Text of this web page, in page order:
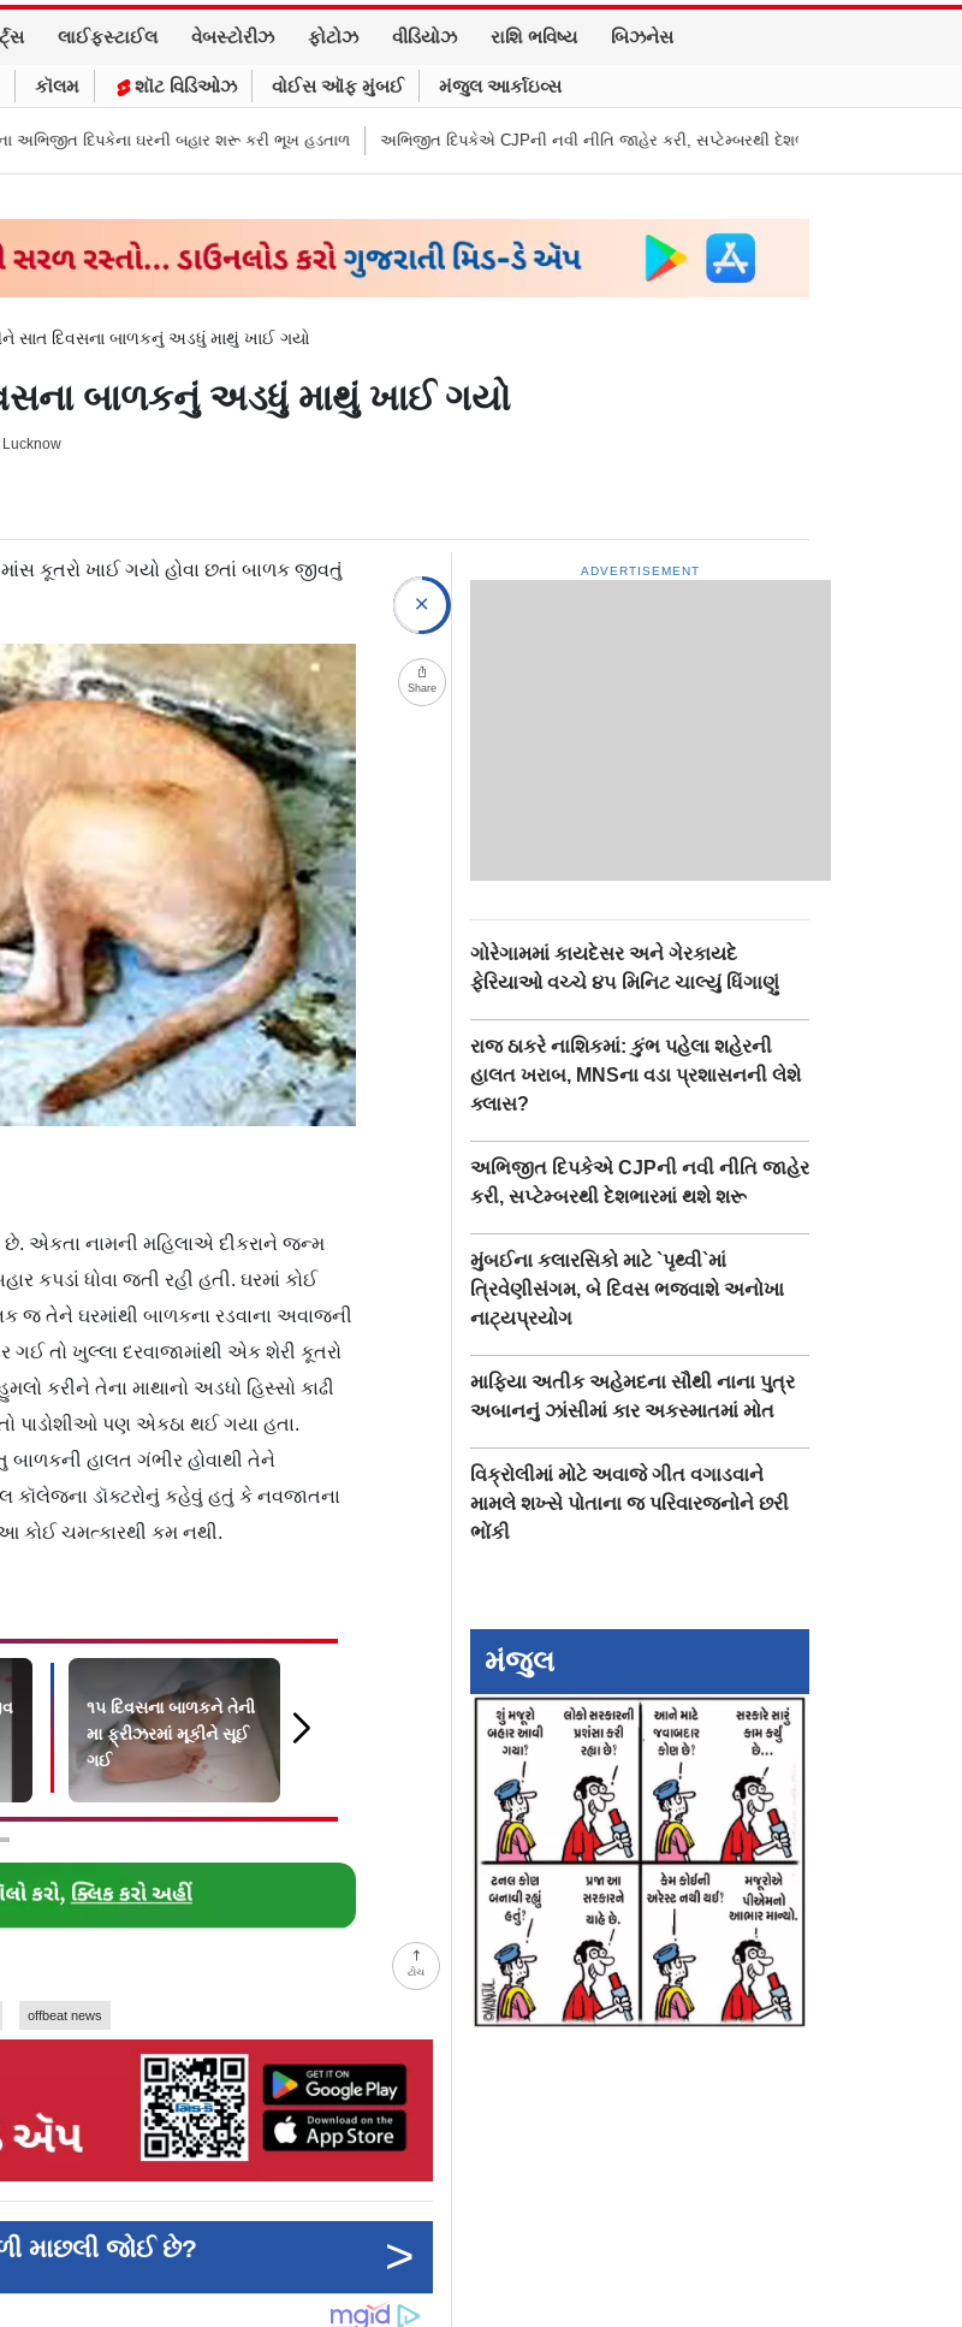
લાઈફસ્ટાઈલ વેબસ્ટોરીઝ ફોટોઝ વીડિયોઝ રાશિ ભવિષ્ય બિઝનેસ
કૉલમ શૉટ વિડિઓઝ વોઈસ ઑફ મુંબઈ મંજુલ આર્કાઇવ્સ
બહાર શરૂ કરી ભૂખ હડતાળ અભિજીત દિપકેએ CJPની નવી નીતિ જાહેર કરી, સપ્ટેમ્બરથી દેશભારમાં થશે શરૂ તુકારામ મુંઢે On Fire:
સાત દિવસના બાળકનું અડધું માથું ખાઈ ગયો
બાળકનું અડધું માથું ખાઈ ગયો
Lucknow
ટોચ
કૂતરો ખાઈ ગયો હોવા છતાં બાળક જીવતું
એકતા નામની મહિલાએ દીકરાને જન્મ
કપડાં ધોવા જતી રહી હતી. ઘરમાં કોઈ
તેને ઘરમાંથી બાળકના રડવાના અવાજની
તો ખુલ્લા દરવાજામાંથી એક શેરી કૂતરો
કરીને તેના માથાનો અડધો હિસ્સો કાઢી
પાડોશીઓ પણ એકઠા થઈ ગયા હતા.
હાલત ગંભીર હોવાથી તેને
કૉલેજના ડૉક્ટરોનું કહેવું હતું કે નવજાતના
કોઈ ચમત્કારથી કમ નથી.
૧૫ દિવસના બાળકને તેની
મા ફ્રીઝરમાં મૂકીને સૂઈ
ગઈ
રેપનો શિકાર બનેલી ૧૧
વર્ષની કિશોરીએ બાળકને
વીડિયો કૉલ પર પિતાના
અંતિમ સંસ્કાર જોયા, 3
દીકરીઓએ પૈસા
મોકલાવ્યા પણ હાજરી ન
આપી
Share
offbeat news
માછલી જોઈ છે? >
ADVERTISEMENT
ગોરેગામમાં કાયદેસર અને ગેરકાયદે
ફેરિયાઓ વચ્ચે ૪૫ મિનિટ ચાલ્યું ધિંગાણું
રાજ ઠાકરે નાશિકમાં: કુંભ પહેલા શહેરની
હાલત ખરાબ, MNSના વડા પ્રશાસનની લેશે
ક્લાસ?
અભિજીત દિપકેએ CJPની નવી નીતિ જાહેર
કરી, સપ્ટેમ્બરથી દેશભારમાં થશે શરૂ
મુંબઈના કલારસિકો માટે `પૃથ્વી`માં
ત્રિવેણીસંગમ, બે દિવસ ભજવાશે અનોખા
નાટ્યપ્રયોગ
માફિયા અતીક અહેમદના સૌથી નાના પુત્ર
અબાનનું ઝાંસીમાં કાર અકસ્માતમાં મોત
વિક્રોલીમાં મોટે અવાજે ગીત વગાડવાને
મામલે શખ્સે પોતાના જ પરિવારજનોને છરી
ભોંકી
મંજુલ